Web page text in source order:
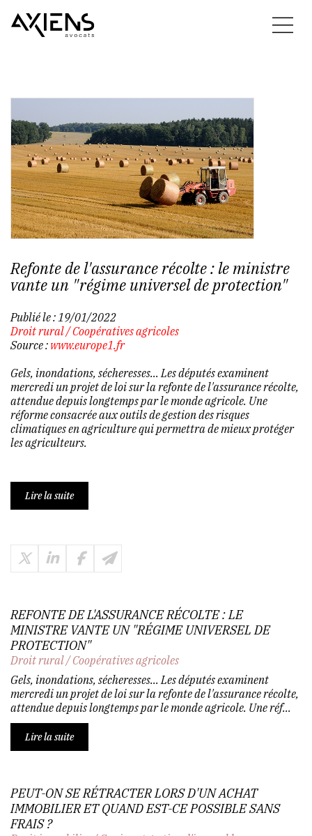
Refonte de l'assurance récolte : le ministre
vante un "régime universel de protection"
Publié le : 19/01/2022
Droit rural/Coopératives agricoles
Source : www.europe1.fr
Gels, inondations, sécheresses... Les députés examinent
mercredi un projet de loi sur la refonte de l'assurance récolte,
attendue depuis longtemps par le monde agricole. Une
réforme consacrée aux outils de gestion des risques
climatiques en agriculture qui permettra de mieux protéger
les agriculteurs.
Lire la suite
REFONTE DE L'ASSURANCE RÉCOLTE : LE
MINISTRE VANTE UN "RÉGIME UNIVERSEL DE
PROTECTION"
Droit rural/Coopératives agricoles
Gels, inondations, sécheresses... Les députés examinent
mercredi un projet de loi sur la refonte de l'assurance récolte,
attendue depuis longtemps par le monde agricole. Une réf...
Lire la suite
PEUT-ON SE RÉTRACTER LORS D'UN ACHAT
IMMOBILIER ET QUAND EST-CE POSSIBLE SANS
FRAIS ?